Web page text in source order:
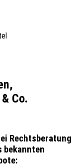
Co.
Rechtsberatung
bekannten